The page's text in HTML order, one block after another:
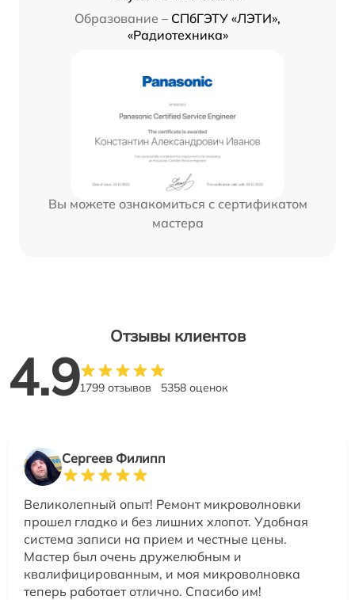
Образование – СПбГЭТУ «ЛЭТИ»,
«Радиотехника»
Вы можете ознакомиться с сертификатом
мастера
Отзывы клиентов
4.91799 отзывов 5358 оценок
Сергеев Филипп
Великолепный опыт! Ремонт микроволновки
прошел гладко и без лишних хлопот. Удобная
система записи на прием и честные цены.
Мастер был очень дружелюбным и
квалифицированным, и моя микроволновка
теперь работает отлично. Спасибо им!